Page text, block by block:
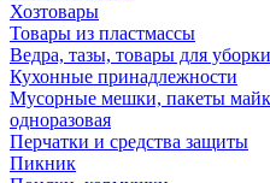
Хозтовары
Товары из пластмассы
Ведра, тазы, товары для уборки
Кухонные принадлежности
Мусорные мешки, пакеты
одноразовая
Перчатки и средства защиты
Пикник